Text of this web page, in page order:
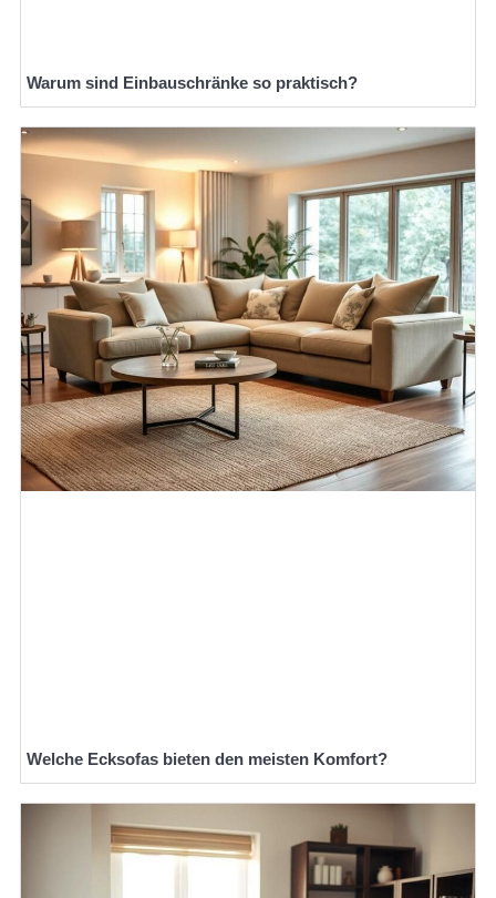
Warum sind Einbauschränke so praktisch?
Welche Ecksofas bieten den meisten Komfort?